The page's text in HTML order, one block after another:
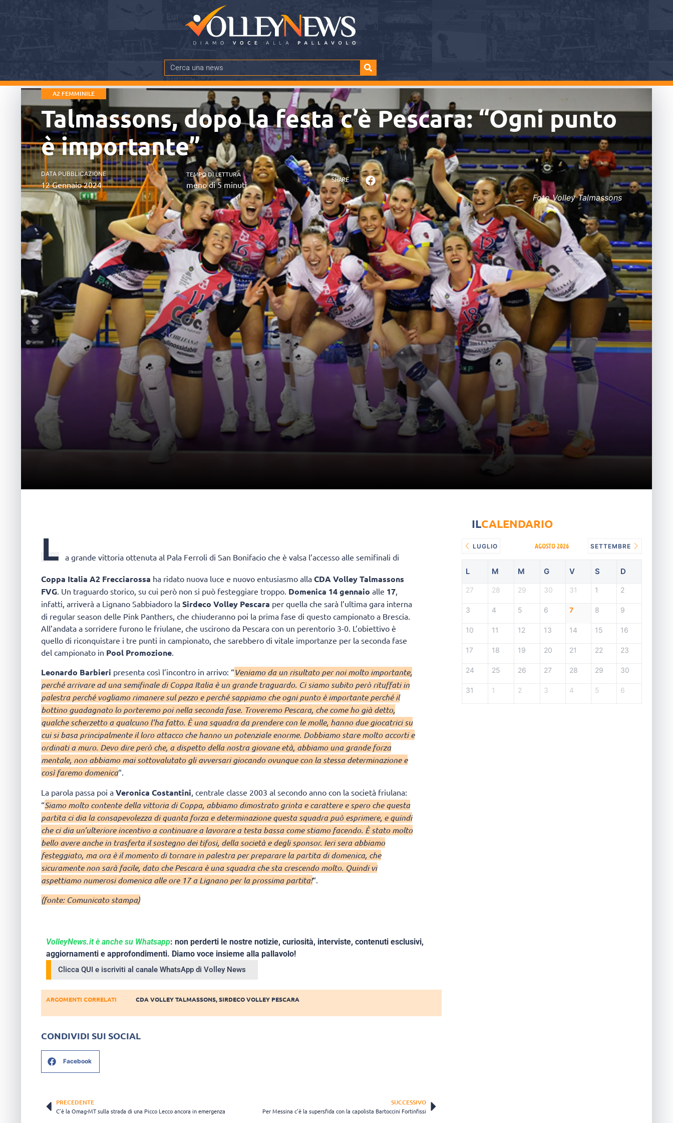
A2 FEMMINILE
Talmassons, dopo la festa c’è Pescara: “Ogni punto
è importante”
DATA PUBBLICAZIONE
12 Gennaio 2024
TEMPO DI LETTURA
meno di 5 minuti SHARE
Foto Volley Talmassons
L a grande vittoria ottenuta al Pala Ferroli di San Bonifacio che è valsa l’accesso alle semifinali di
Coppa Italia A2 Frecciarossa ha ridato nuova luce e nuovo entusiasmo alla CDA Volley Talmassons
FVG . Un traguardo storico, su cui però non si può festeggiare troppo. Domenica 14 gennaio alle 17
infatti, arriverà a Lignano Sabbiadoro la Sirdeco Volley Pescara per quella che sarà l’ultima gara interna
di regular season delle Pink Panthers, che chiuderanno poi la prima fase di questo campionato a Brescia.
All’andata a sorridere furono le friulane, che uscirono da Pescara con un perentorio 3-0. L’obiettivo è
quello di riconquistare i tre punti in campionato, che sarebbero di vitale importanze per la seconda fase
del campionato in Pool Promozione
Leonardo Barbieri presenta così l’incontro in arrivo: “Veniamo da un risultato per noi molto importante,
perché arrivare ad una semifinale di Coppa Italia è un grande traguardo. Ci siamo subito però rituffati in
palestra perché vogliamo rimanere sul pezzo e perché sappiamo che ogni punto è importante perché il
bottino guadagnato lo porteremo poi nella seconda fase. Troveremo Pescara, che come ho già detto,
qualche scherzetto a qualcuno l’ha fatto. È una squadra da prendere con le molle, hanno due giocatrici su
cui si basa principalmente il loro attacco che hanno un potenziale enorme. Dobbiamo stare molto accorti e
ordinati a muro. Devo dire però che, a dispetto della nostra giovane età, abbiamo una grande forza
mentale, non abbiamo mai sottovalutato gli avversari giocando ovunque con la stessa determinazione e
così faremo domenica“.
La parola passa poi a Veronica Costantini , centrale classe 2003 al secondo anno con la società friulana:
“Siamo molto contente della vittoria di Coppa, abbiamo dimostrato grinta e carattere e spero che questa
partita ci dia la consapevolezza di quanta forza e determinazione questa squadra può esprimere, e quindi
che ci dia un’ulteriore incentivo a continuare a lavorare a testa bassa come stiamo facendo. È stato molto
bello avere anche in trasferta il sostegno dei tifosi, della società e degli sponsor. Ieri sera abbiamo
festeggiato, ma ora è il momento di tornare in palestra per preparare la partita di domenica, che
sicuramente non sarà facile, dato che Pescara è una squadra che sta crescendo molto. Quindi vi
aspettiamo numerosi domenica alle ore 17 a Lignano per la prossima partita!“.
(fonte: Comunicato stampa)
VolleyNews.it è anche su Whatsapp: non perderti le nostre notizie, curiosità, interviste, contenuti esclusivi,
aggiornamenti e approfondimenti. Diamo voce insieme alla pallavolo!
Clicca QUI e iscriviti al canale WhatsApp di Volley News
ARGOMENTI CORRELATI CDA VOLLEY TALMASSONS,SIRDECO VOLLEY PESCARA
CONDIVIDI SUI SOCIAL
Facebook
PRECEDENTE
C’è la Omag-MT sulla strada di una Picco Lecco ancora in emergenza
SUCCESSIVO
Per Messina c’è la supersfida con la capolista Bartoccini Fortinfissi
ILCALENDARIO
LUGLIO AGOSTO 2026 SETTEMBRE
L M M G V S D
27 28 29 30 31 1 2
3 4 5 6 7 8 9
10 11 12 13 14 15 16
17 18 19 20 21 22 23
24 25 26 27 28 29 30
31 1 2 3 4 5 6